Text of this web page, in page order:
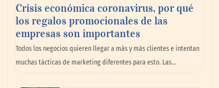
La omnicanalidad redefine la forma de
planear viajes en México
Crisis económica coronavirus, por qué
los regalos promocionales de las
empresas son importantes
Todos los negocios quieren llegar a más y más clientes e intentan
muchas tácticas de marketing diferentes para esto. Las…